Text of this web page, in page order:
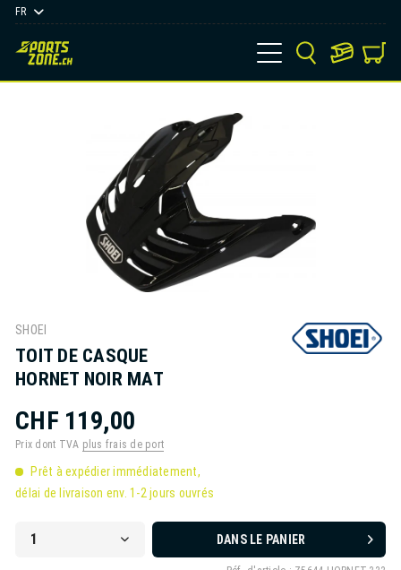
FR
SHOEI
TOIT DE CASQUE
HORNET NOIR MAT
CHF 119,00
Prix dont TVA plus frais de port
Prêt à expédier immédiatement,
délai de livraison env. 1-2 jours ouvrés
DANS LE PANIER